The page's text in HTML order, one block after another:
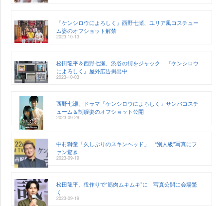
『ケンシロウによろしく』西野七瀬、ユリア風コスチュー
ム姿のオフショット解禁
2023-10-13
松田龍平＆西野七瀬、渋谷の街をジャック 『ケンシロウ
によろしく』屋外広告掲出中
2023-10-03
西野七瀬、ドラマ『ケンシロウによろしく』サンバコスチ
ューム＆制服姿のオフショット公開
2023-09-29
中村獅童「久しぶりのスキンヘッド」 “別人級”写真にフ
ァン驚き
2023-09-19
松田龍平、役作りで“筋肉ムキムキ”に 写真公開に会場驚
く
2023-09-19